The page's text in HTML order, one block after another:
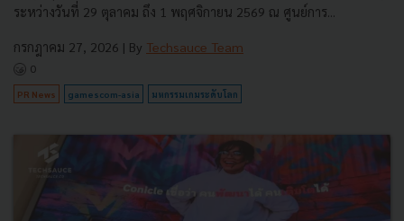
ระหว่างวันที่ 29 ตุลาคม ถึง 1 พฤศจิกายน 2569 ณ ศูนย์การ...
กรกฎาคม 27, 2026 | By Techsauce Team
0
PR News gamescom-asia มหกรรมเกมระดับโลก